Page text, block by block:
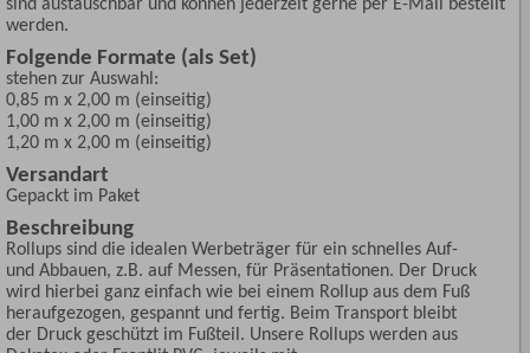
werden.
Folgende Formate (als Set)
stehen zur Auswahl:
0,85 m x 2,00 m (einseitig)
1,00 m x 2,00 m (einseitig)
1,20 m x 2,00 m (einseitig)
Versandart
Gepackt im Paket
Beschreibung
Rollups sind die idealen Werbeträger für ein schnelles Auf-
und Abbauen, z.B. auf Messen, für Präsentationen. Der Druck
wird hierbei ganz einfach wie bei einem Rollup aus dem Fuß
heraufgezogen, gespannt und fertig. Beim Transport bleibt
der Druck geschützt im Fußteil. Unsere Rollups werden aus